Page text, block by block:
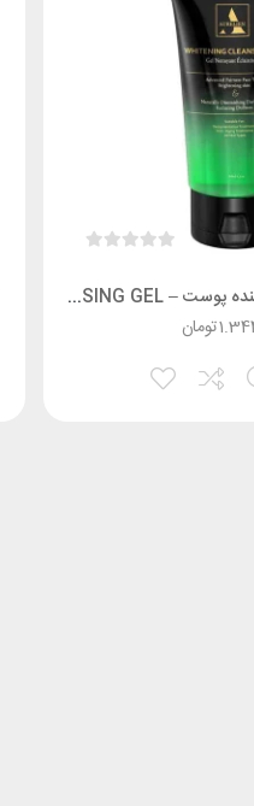
ژل شستشوي روشن کننده پوست – WHITENING CLEANSING GEL اورلین
تومان